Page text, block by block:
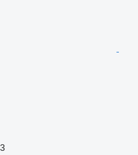
3